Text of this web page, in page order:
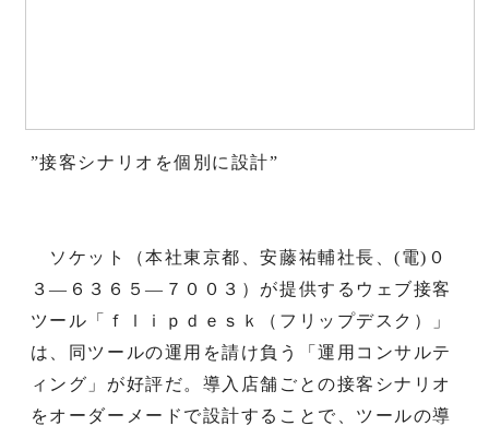
”接客シナリオを個別に設計”
ソケット（本社東京都、安藤祐輔社長、(電)０
３―６３６５―７００３）が提供するウェブ接客
ツール「ｆｌｉｐｄｅｓｋ（フリップデスク）」
は、同ツールの運用を請け負う「運用コンサルテ
ィング」が好評だ。導入店舗ごとの接客シナリオ
をオーダーメードで設計することで、ツールの導